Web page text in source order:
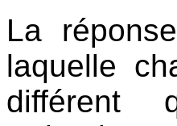
La
laquelle
différent